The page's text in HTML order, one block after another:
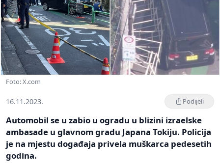
Foto: X.com
16.11.2023. Podijeli
Automobil se u zabio u ogradu u blizini izraelske
ambasade u glavnom gradu Japana Tokiju. Policija
je na mjestu događaja privela muškarca pedesetih
godina.